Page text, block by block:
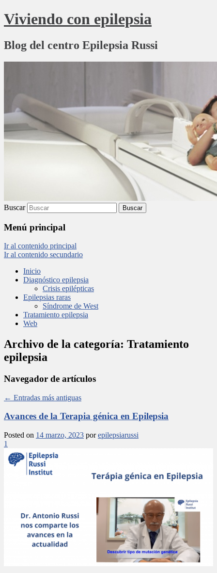
Viviendo con epilepsia
Blog del centro Epilepsia Russi
Buscar
Menú principal
Ir al contenido principal
Ir al contenido secundario
Inicio
Diagnóstico epilepsia
Crisis epilépticas
Epilepsias raras
Síndrome de West
Tratamiento epilepsia
Web
Archivo de la categoría: Tratamiento
epilepsia
Navegador de artículos
← Entradas más antiguas
Avances de la Terapia génica en Epilepsia
Posted on 14 marzo, 2023 porepilepsiarussi
1